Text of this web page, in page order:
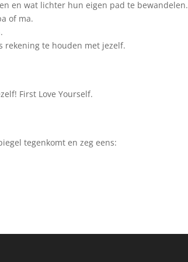
en wat lichter hun eigen pad te bewandelen.
of ma.
rekening te houden met jezelf.
First Love Yourself.
tegenkomt en zeg eens: